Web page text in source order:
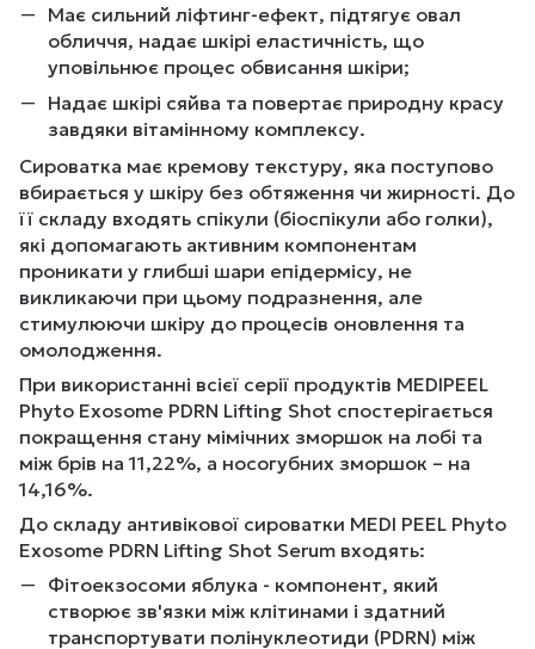
Має сильний ліфтинг-ефект, підтягує овал
обличчя, надає шкірі еластичність, що
уповільнює процес обвисання шкіри;
Надає шкірі сяйва та повертає природну красу
завдяки вітамінному комплексу.
Сироватка має кремову текстуру, яка поступово
вбирається у шкіру без обтяження чи жирності. До
її складу входять спікули (біоспікули або голки),
які допомагають активним компонентам
проникати у глибші шари епідермісу, не
викликаючи при цьому подразнення, але
стимулюючи шкіру до процесів оновлення та
омолодження.
При використанні всієї серії продуктів MEDIPEEL
Phyto Exosome PDRN Lifting Shot спостерігається
покращення стану мімічних зморшок на лобі та
між брів на 11,22%, а носогубних зморшок – на
14,16%.
До складу антивікової сироватки MEDI PEEL Phyto
Exosome PDRN Lifting Shot Serum входять:
Фітоекзосоми яблука - компонент, який
створює зв'язки між клітинами і здатний
транспортувати полінуклеотиди (PDRN) між